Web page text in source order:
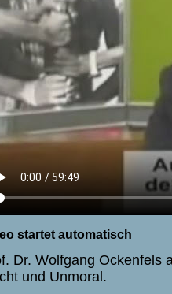
startet
Dr. Wolfgang Ockenfels
und Unmoral.